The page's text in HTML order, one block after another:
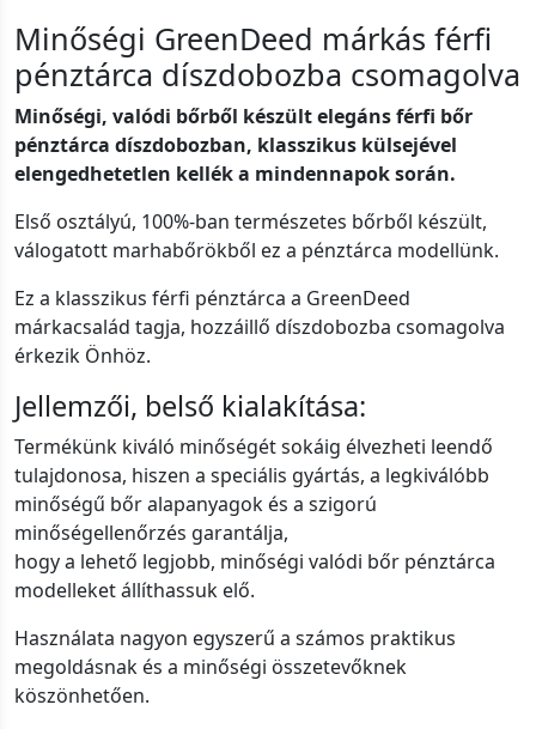
Minőségi GreenDeed márkás férfi
pénztárca díszdobozba csomagolva
Minőségi, valódi bőrből készült elegáns férfi bőr
pénztárca díszdobozban, klasszikus külsejével
elengedhetetlen kellék a mindennapok során.
Első osztályú, 100%-ban természetes bőrből készült,
válogatott marhabőrökből ez a pénztárca modellünk.
Ez a klasszikus férfi pénztárca a GreenDeed
márkacsalád tagja, hozzáillő díszdobozba csomagolva
érkezik Önhöz.
Jellemzői, belső kialakítása:
Termékünk kiváló minőségét sokáig élvezheti leendő
tulajdonosa, hiszen a speciális gyártás, a legkiválóbb
minőségű bőr alapanyagok és a szigorú
minőségellenőrzés garantálja,
hogy a lehető legjobb, minőségi valódi bőr pénztárca
modelleket állíthassuk elő.
Használata nagyon egyszerű a számos praktikus
megoldásnak és a minőségi összetevőknek
köszönhetően.